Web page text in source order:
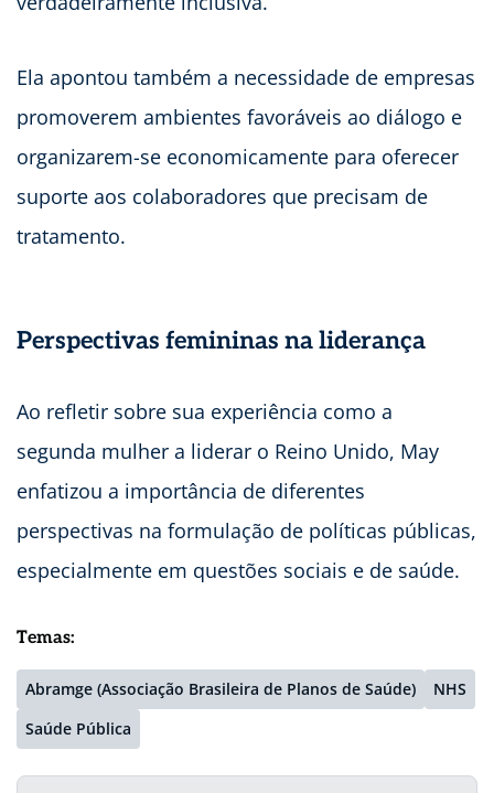
Ela apontou também a necessidade de empresas
promoverem ambientes favoráveis ao diálogo e
organizarem-se economicamente para oferecer
suporte aos colaboradores que precisam de
tratamento.
Perspectivas femininas na liderança
Ao refletir sobre sua experiência como a
segunda mulher a liderar o Reino Unido, May
enfatizou a importância de diferentes
perspectivas na formulação de políticas públicas,
especialmente em questões sociais e de saúde.
Temas:
Abramge (Associação Brasileira de Planos de Saúde)
NHS
Saúde Pública